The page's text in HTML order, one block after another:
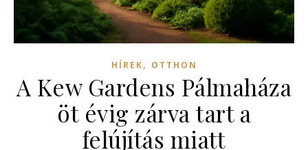
HÍREK, OTTHON
A Kew Gardens Pálmaháza
öt évig zárva tart a
felújítás miatt